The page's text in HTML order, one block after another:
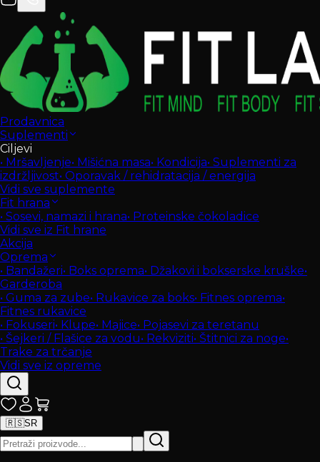
Prodavnica
Suplementi
Ciljevi
• Mršavljenje• Mišićna masa• Kondicija• Suplementi za
izdržljivost• Oporavak / rehidratacija / energija
Vidi sve suplemente
Fit hrana
• Sosevi, namazi i hrana• Proteinske čokoladice
Vidi sve iz Fit hrane
Akcija
Oprema
• Bandažeri• Boks oprema• Džakovi i bokserske kruške•
Garderoba
• Guma za zube• Rukavice za boks• Fitnes oprema•
Fitnes rukavice
• Fokuseri• Klupe• Majice• Pojasevi za teretanu
• Šejkeri / Flašice za vodu• Rekviziti• Štitnici za noge•
Trake za trčanje
Vidi sve iz opreme
🇷🇸SR